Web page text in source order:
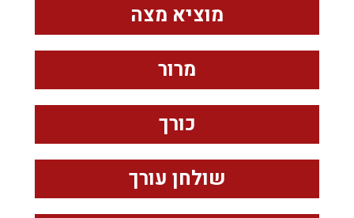
מוציא מצה
מרור
כורך
שולחן עורך